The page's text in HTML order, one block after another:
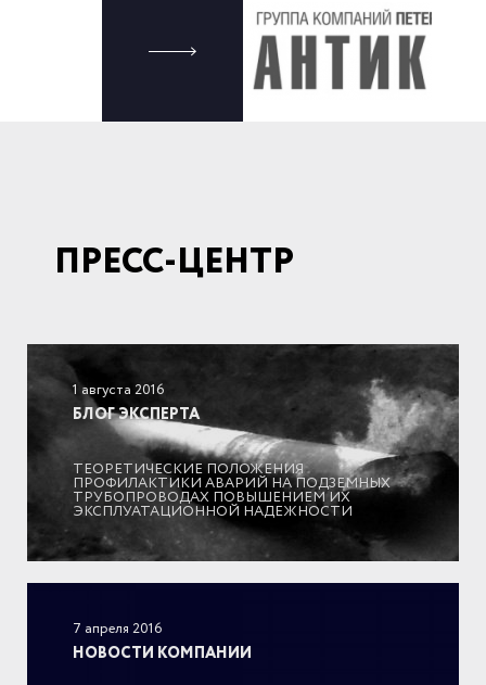
ПРЕСС-ЦЕНТР
1 августа 2016
БЛОГ ЭКСПЕРТА
ТЕОРЕТИЧЕСКИЕ ПОЛОЖЕНИЯ
ПРОФИЛАКТИКИ АВАРИЙ НА ПОДЗЕМНЫХ
ТРУБОПРОВОДАХ ПОВЫШЕНИЕМ ИХ
ЭКСПЛУАТАЦИОННОЙ НАДЕЖНОСТИ
7 апреля 2016
НОВОСТИ КОМПАНИИ